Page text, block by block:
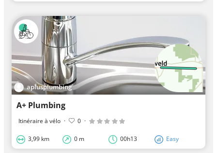
aplusplumbing
A+ Plumbing
Itinéraire à vélo · 0 ·
3,99 km 0 m 00h13 Easy